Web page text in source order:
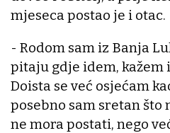
mjeseca postao je i otac.
- Rodom sam iz Banja
pitaju gdje idem, kažem
Doista se već osjećam
posebno sam sretan
ne mora postati, nego